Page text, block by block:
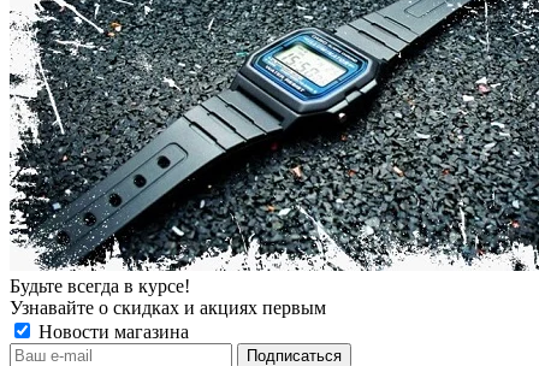
Будьте всегда в курсе!
Узнавайте о скидках и акциях первым
Новости магазина